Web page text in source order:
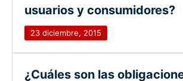
usuarios y consumidores?
23 diciembre, 2015
¿Cuáles son las